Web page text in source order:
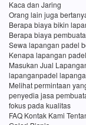
Kaca dan Jaring
Orang lain juga
Berapa biaya bikin
Berapa biaya
Sewa lapangan padel
Kenapa lapangan
Masukan Jual
lapanganpadel
Melihat permintaan
penyedia jasa
fokus pada kualitas
FAQ Kontak Kami